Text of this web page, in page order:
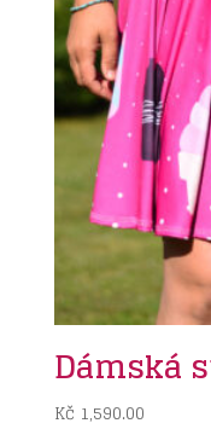
Dámská
Kč 1,590.00